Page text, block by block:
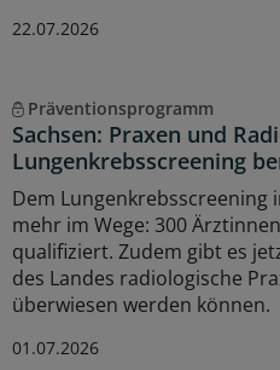
22.07.2026
Präventionsprogramm
Sachsen: Praxen und
Lungenkrebsscreening
Dem Lungenkrebsscreening
mehr im Wege: 300
qualifiziert. Zudem gibt es
des Landes radiologische
überwiesen werden können.
01.07.2026